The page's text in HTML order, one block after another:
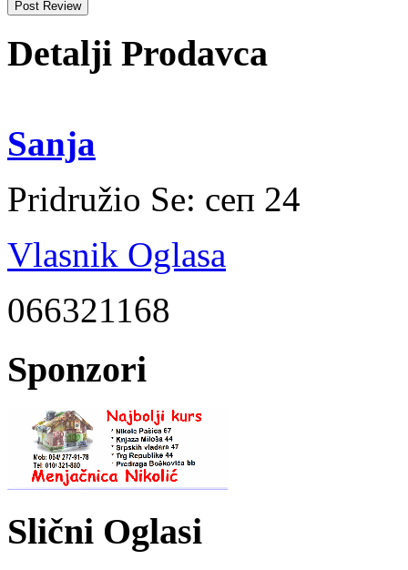
Detalji Prodavca
Sanja
Pridružio Se: сеп 24
Vlasnik Oglasa
066321168
Sponzori
Slični Oglasi